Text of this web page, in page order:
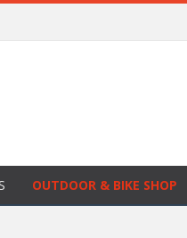
OUTDOOR & BIKE SHOP